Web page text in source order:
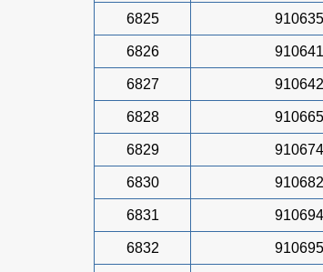
6825
6826
6827
6828
6829
6830
6831
6832